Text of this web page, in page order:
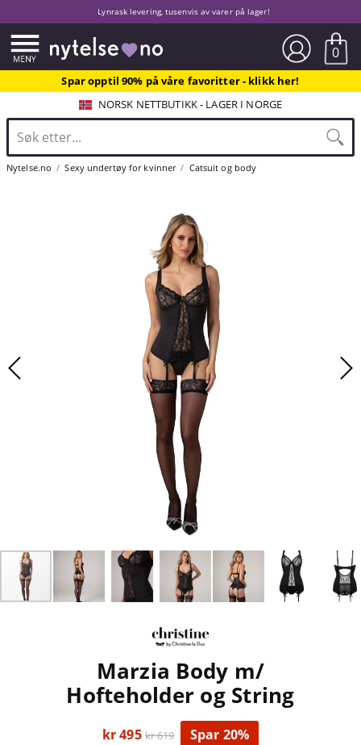
Lynrask levering, tusenvis av varer på lager!
0
Spar opptil 90% på våre favoritter - klikk her!
NORSK NETTBUTIKK - LAGER I NORGE
Nytelse.no Sexy undertøy for kvinner Catsuit og body
Marzia Body m/
Hofteholder og String
kr 495 kr 619 Spar 20%